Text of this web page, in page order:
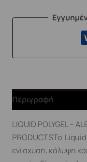
Περιγραφή
LIQUID POLYGEL –
PRODUCTSΤο
ενίσχυση, κάλυψη